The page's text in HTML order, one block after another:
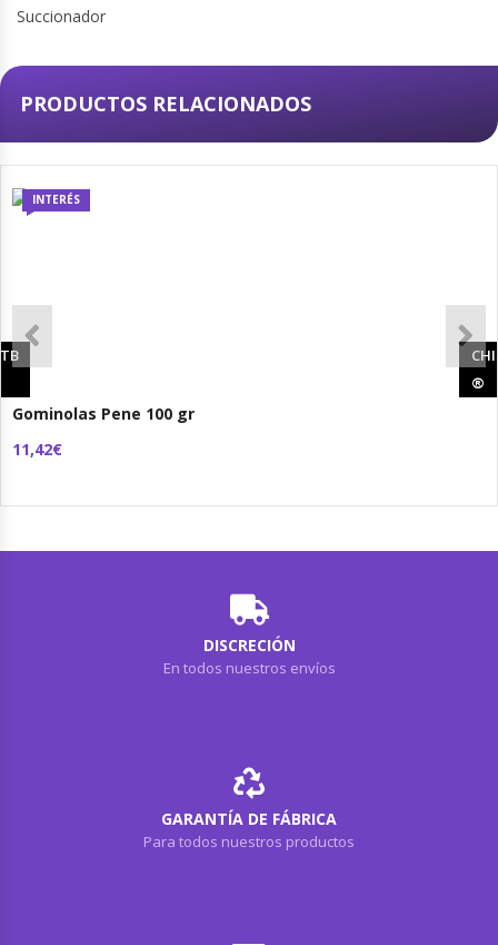
PRODUCTOS RELACIONADOS
INTERÉS
Gominolas Pene 100 gr
11,42€
®
DISCRECIÓN
En todos nuestros envíos
GARANTÍA DE FÁBRICA
Para todos nuestros productos